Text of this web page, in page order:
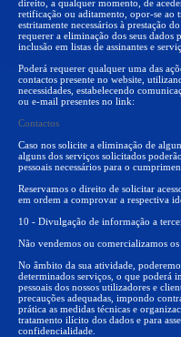
direito, a qualquer momento, de
retificação ou aditamento, opor-se ao
estritamente necessários à prestação
requerer a eliminação dos seus
inclusão em listas de assinantes e
Poderá requerer qualquer uma das
contactos presente no website,
necessidades, estabelecendo
ou e-mail presentes no link:
Contactos
Caso nos solicite a eliminação de
alguns dos serviços solicitados
pessoais necessários para o
Reservamos o direito de solicitar
em ordem a comprovar a respectiva
10 - Divulgação de informação a
Não vendemos ou comercializamos os
No âmbito da sua atividade,
determinados serviços, o que poderá
pessoais dos nossos utilizadores e
precauções adequadas, impondo
prática as medidas técnicas e
tratamento ilícito dos dados e para
confidencialidade.